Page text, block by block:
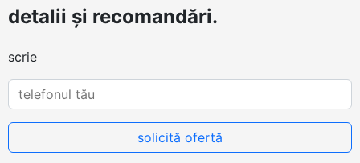
detalii și recomandări.
scrie